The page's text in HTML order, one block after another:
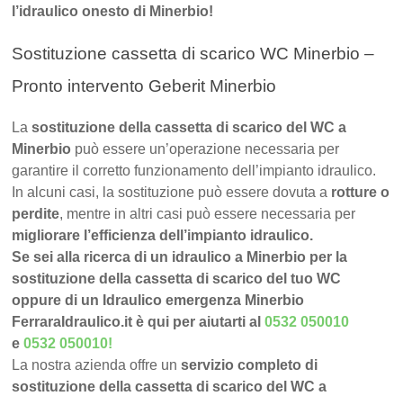
l’idraulico onesto di Minerbio!
Sostituzione cassetta di scarico WC Minerbio –
Pronto intervento Geberit Minerbio
Lasostituzione della cassetta di scarico del WC a
Minerbio può essere un’operazione necessaria per
garantire il corretto funzionamento dell’impianto idraulico.
In alcuni casi, la sostituzione può essere dovuta a rotture o
perdite, mentre in altri casi può essere necessaria per
migliorare l’efficienza dell’impianto idraulico.
Se sei alla ricerca di un idraulico a Minerbio per la
sostituzione della cassetta di scarico del tuo WC
oppure di un Idraulico emergenza Minerbio
FerraraIdraulico.it è qui per aiutarti al0532 050010
e0532 050010!
La nostra azienda offre unservizio completo di
sostituzione della cassetta di scarico del WC a